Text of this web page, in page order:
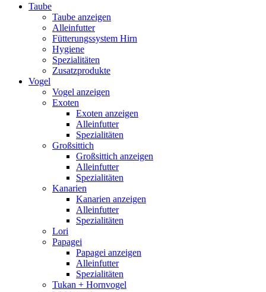
Taube
Taube anzeigen
Alleinfutter
Fütterungssystem Hirn
Hygiene
Spezialitäten
Zusatzprodukte
Vogel
Vogel anzeigen
Exoten
Exoten anzeigen
Alleinfutter
Spezialitäten
Großsittich
Großsittich anzeigen
Alleinfutter
Spezialitäten
Kanarien
Kanarien anzeigen
Alleinfutter
Spezialitäten
Lori
Papagei
Papagei anzeigen
Alleinfutter
Spezialitäten
Tukan + Hornvogel